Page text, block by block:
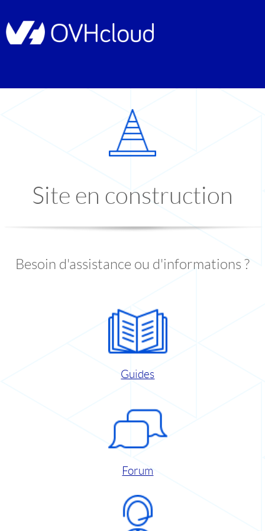
Site en construction
Besoin d'assistance ou d'informations ?
Guides
Forum